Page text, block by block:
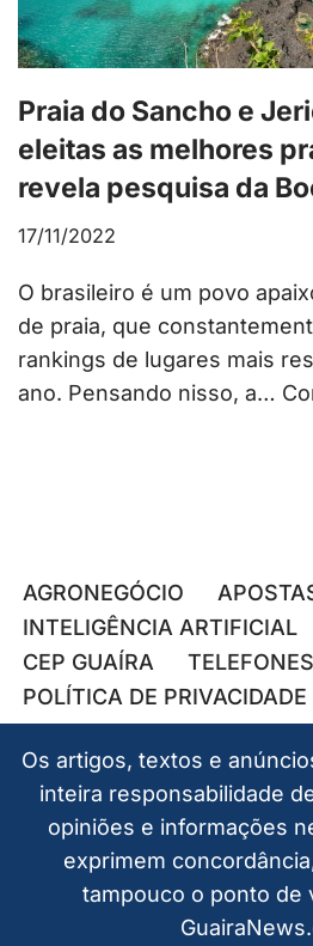
Praia do Sancho e
eleitas as melhores
revela pesquisa da
17/11/2022
O brasileiro é um povo
de praia, que
rankings de lugares mais
ano. Pensando nisso, a…
AGRONEGÓCIO
INTELIGÊNCIA ARTIFICIAL
CEP GUAÍRA
POLÍTICA DE PRIVACIDADE
Os artigos, textos e
inteira responsabilidade
opiniões e informações
exprimem
tampouco o ponto de